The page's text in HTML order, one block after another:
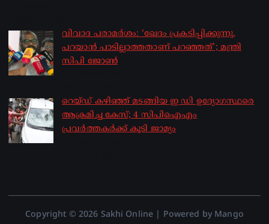
വിവാദ പരാമർശം: ‘ഖേദം പ്രകടിപ്പിക്കുന്നു,
പറയാൻ പാടില്ലാത്തതാണ് പറഞ്ഞത്’; മന്ത്രി
സിപി ജോൺ
റെയ്ഡ് കഴിഞ്ഞ് മടങ്ങിയ ഇ ഡി ഉദ്യോഗസ്ഥരെ
ആക്രമിച്ച കേസ്; 4 സിപിഐഎം
പ്രവർത്തകർക്ക് കൂടി ജാമ്യം
Copyright © 2026 Sakhi Online | Powered by Mango